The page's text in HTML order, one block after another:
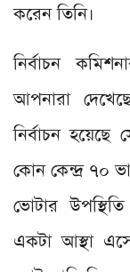
করেন তিনি।
নির্বাচন
আপনারা
নির্বাচন
কোন কেন্দ্র ৭০
ভোটার
একটা আস্থা